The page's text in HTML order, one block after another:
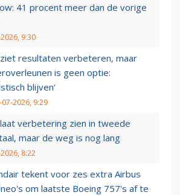
41 procent meer dan de vorige
9:30
resultaten verbeteren, maar
is geen optie:
blijven’
2026, 9:29
verbetering zien in tweede
maar de weg is nog lang
8:22
tekent voor zes extra Airbus
om laatste Boeing 757's af te